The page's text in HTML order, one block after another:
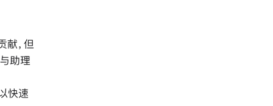
，但
助理
快速